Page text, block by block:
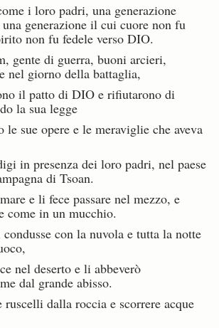
i loro padri, una generazione
generazione il cui cuore non fu
non fu fedele verso DIO.
gente di guerra, buoni arcieri,
nel giorno della battaglia,
il patto di DIO e rifiutarono di
la sua legge
le sue opere e le meraviglie che aveva
in presenza dei loro padri, nel paese
di Tsoan.
e li fece passare nel mezzo, e
come in un mucchio.
con la nuvola e tutta la notte
nel deserto e li abbeverò
dal grande abisso.
ruscelli dalla roccia e scorrere acque